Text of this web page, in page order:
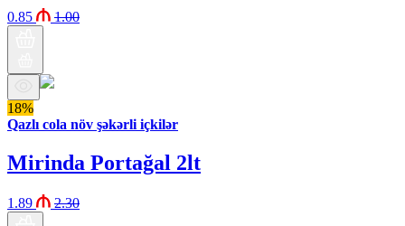
0.85 1.00
18%
Qazlı cola növ şəkərli içkilər
Mirinda Portağal 2lt
1.89 2.30